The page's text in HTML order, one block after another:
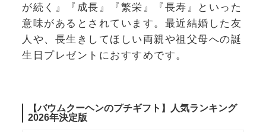
が続く』『成長』『繁栄』『長寿』といった
意味があるとされています。最近結婚した友
人や、長生きしてほしい両親や祖父母への誕
生日プレゼントにおすすめです。